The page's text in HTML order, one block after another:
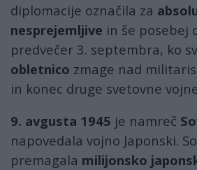
diplomacije označila za
nesprejemljive in še posebej
predvečer 3. septembra, ko
obletnico zmage nad
in konec druge svetovne
9. avgusta 1945 je namreč
napovedala vojno Japonski.
premagala milijonsko